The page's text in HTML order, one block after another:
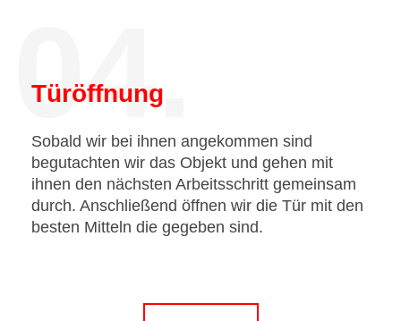
04.
Türöffnung
Sobald wir bei ihnen angekommen sind
begutachten wir das Objekt und gehen mit
ihnen den nächsten Arbeitsschritt gemeinsam
durch. Anschließend öffnen wir die Tür mit den
besten Mitteln die gegeben sind.